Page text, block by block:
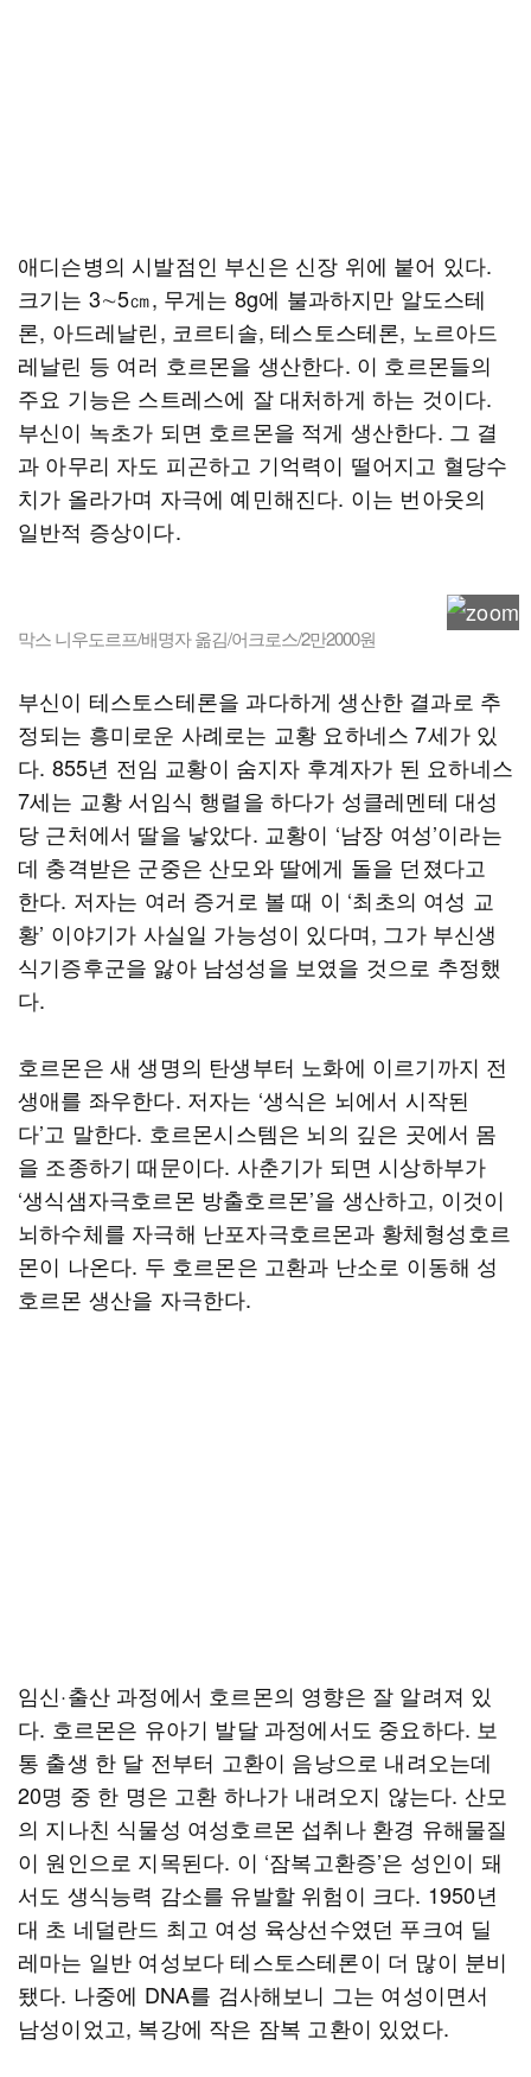
애디슨병의 시발점인 부신은 신장 위에 붙어 있다.
크기는 3∼5㎝, 무게는 8g에 불과하지만 알도스테
론, 아드레날린, 코르티솔, 테스토스테론, 노르아드
레날린 등 여러 호르몬을 생산한다. 이 호르몬들의
주요 기능은 스트레스에 잘 대처하게 하는 것이다.
부신이 녹초가 되면 호르몬을 적게 생산한다. 그 결
과 아무리 자도 피곤하고 기억력이 떨어지고 혈당수
치가 올라가며 자극에 예민해진다. 이는 번아웃의
일반적 증상이다.
막스 니우도르프/배명자 옮김/어크로스/2만2000원
부신이 테스토스테론을 과다하게 생산한 결과로 추
정되는 흥미로운 사례로는 교황 요하네스 7세가 있
다. 855년 전임 교황이 숨지자 후계자가 된 요하네스
7세는 교황 서임식 행렬을 하다가 성클레멘테 대성
당 근처에서 딸을 낳았다. 교황이 ‘남장 여성’이라는
데 충격받은 군중은 산모와 딸에게 돌을 던졌다고
한다. 저자는 여러 증거로 볼 때 이 ‘최초의 여성 교
황’ 이야기가 사실일 가능성이 있다며, 그가 부신생
식기증후군을 앓아 남성성을 보였을 것으로 추정했
다.
호르몬은 새 생명의 탄생부터 노화에 이르기까지 전
생애를 좌우한다. 저자는 ‘생식은 뇌에서 시작된
다’고 말한다. 호르몬시스템은 뇌의 깊은 곳에서 몸
을 조종하기 때문이다. 사춘기가 되면 시상하부가
‘생식샘자극호르몬 방출호르몬’을 생산하고, 이것이
뇌하수체를 자극해 난포자극호르몬과 황체형성호르
몬이 나온다. 두 호르몬은 고환과 난소로 이동해 성
호르몬 생산을 자극한다.
임신·출산 과정에서 호르몬의 영향은 잘 알려져 있
다. 호르몬은 유아기 발달 과정에서도 중요하다. 보
통 출생 한 달 전부터 고환이 음낭으로 내려오는데
20명 중 한 명은 고환 하나가 내려오지 않는다. 산모
의 지나친 식물성 여성호르몬 섭취나 환경 유해물질
이 원인으로 지목된다. 이 ‘잠복고환증’은 성인이 돼
서도 생식능력 감소를 유발할 위험이 크다. 1950년
대 초 네덜란드 최고 여성 육상선수였던 푸크여 딜
레마는 일반 여성보다 테스토스테론이 더 많이 분비
됐다. 나중에 DNA를 검사해보니 그는 여성이면서
남성이었고, 복강에 작은 잠복 고환이 있었다.